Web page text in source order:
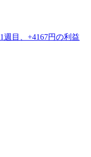
週目、+4167円の利益